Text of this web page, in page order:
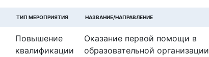
ТИП МЕРОПРИЯТИЯ НАЗВАНИЕ/НАПРАВЛЕНИЕ
Повышение
квалификации
Оказание первой помощи в
образовательной организации